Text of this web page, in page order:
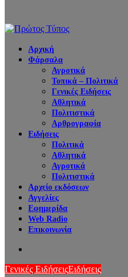
Αρχική
Φάρσαλα
Αγροτικά
Τοπικά – Πολιτικά
Γενικές Ειδήσεις
Αθλητικά
Πολιτιστικά
Αρθρογραφία
Ειδήσεις
Πολιτικά
Αθλητικά
Αγροτικά
Πολιτιστικά
Αρχείο εκδόσεων
Αγγελίες
Εφημερίδα
Web Radio
Επικοινωνία
Γενικές ΕιδήσειςΕιδήσεις